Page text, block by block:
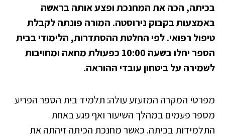
בכיתה, הכה את המחנכת ופצע אותה בראשה
באמצעות בקבוק נירוסטה. המורה פונתה לקבלת
טיפול רפואי. לפי החלטת ההסתדרות, הלימודי בבית
הספר יחלו בשעה 10:00 כפעולת מחאה ומחויבות
לשמירה על ביטחון עובדי ההוראה.
מפרטי המקרה המזעזע עולה: תלמיד בית הספר הפריע
מספר פעמים במהלך השיעור ואף פגע באחת
התלמידות בכיתה. כאשר מחנכת הכיתה זיהתה את